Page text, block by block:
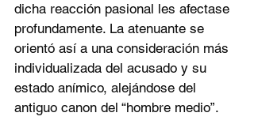
dicha reacción pasional les afectase
profundamente. La atenuante se
orientó así a una consideración más
individualizada del acusado y su
estado anímico, alejándose del
antiguo canon del “hombre medio”.